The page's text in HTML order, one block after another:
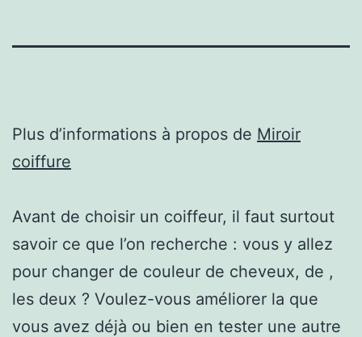
Plus d’informations à propos de Miroir
coiffure
Avant de choisir un coiffeur, il faut surtout
savoir ce que l’on recherche : vous y allez
pour changer de couleur de cheveux, de ,
les deux ? Voulez-vous améliorer la que
vous avez déjà ou bien en tester une autre